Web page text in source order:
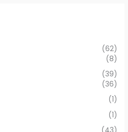
(62)
(8)
(39)
(36)
(1)
(1)